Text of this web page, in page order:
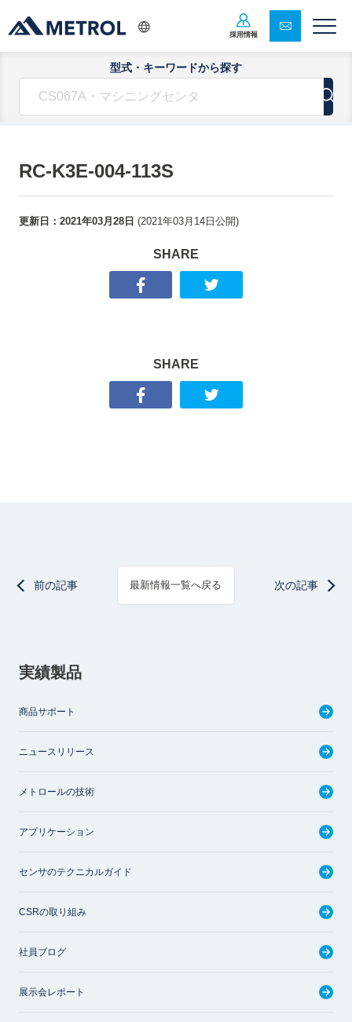
採用情報
型式・キーワードから探す
RC-K3E-004-113S
更新日： 2021年03月28日 (2021年03月14日 公開)
SHARE
SHARE
前の記事 最新情報一覧へ戻る 次の記事
実績製品
商品サポート
ニュースリリース
メトロールの技術
アプリケーション
センサのテクニカルガイド
CSRの取り組み
社員ブログ
展示会レポート